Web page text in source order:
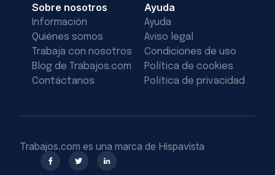
Sobre nosotros
Información
Quiénes somos
Trabaja con nosotros
Blog de Trabajos.com
Contáctanos
Ayuda
Ayuda
Aviso legal
Condiciones de uso
Política de cookies
Política de privacidad
Trabajos.com es una marca de Hispavista